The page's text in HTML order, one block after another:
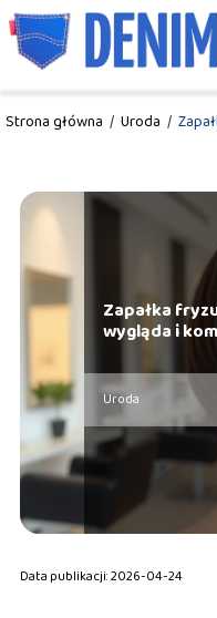
Strona główna / Uroda /
Zapałka
wygląda i
Uroda
Data publikacji: 2026-04-24